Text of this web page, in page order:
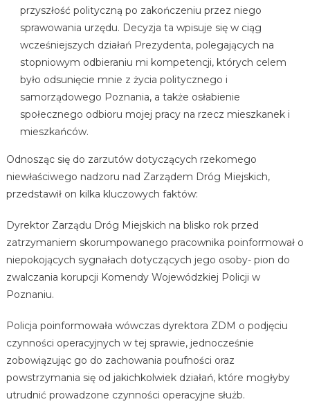
przyszłość polityczną po zakończeniu przez niego
sprawowania urzędu. Decyzja ta wpisuje się w ciąg
wcześniejszych działań Prezydenta, polegających na
stopniowym odbieraniu mi kompetencji, których celem
było odsunięcie mnie z życia politycznego i
samorządowego Poznania, a także osłabienie
społecznego odbioru mojej pracy na rzecz mieszkanek i
mieszkańców.
Odnosząc się do zarzutów dotyczących rzekomego
niewłaściwego nadzoru nad Zarządem Dróg Miejskich,
przedstawił on kilka kluczowych faktów:
Dyrektor Zarządu Dróg Miejskich na blisko rok przed
zatrzymaniem skorumpowanego pracownika poinformował o
niepokojących sygnałach dotyczących jego osoby- pion do
zwalczania korupcji Komendy Wojewódzkiej Policji w
Poznaniu.
Policja poinformowała wówczas dyrektora ZDM o podjęciu
czynności operacyjnych w tej sprawie, jednocześnie
zobowiązując go do zachowania poufności oraz
powstrzymania się od jakichkolwiek działań, które mogłyby
utrudnić prowadzone czynności operacyjne służb.